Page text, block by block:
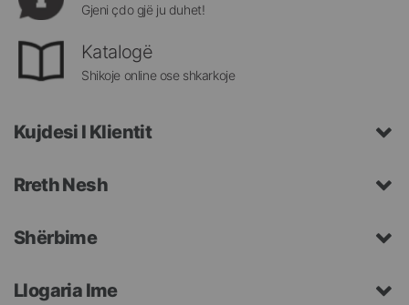
Gjeni çdo gjë ju duhet!
Katalogë
Shikoje online ose shkarkoje
Kujdesi I Klientit
Rreth Nesh
Shërbime
Llogaria Ime